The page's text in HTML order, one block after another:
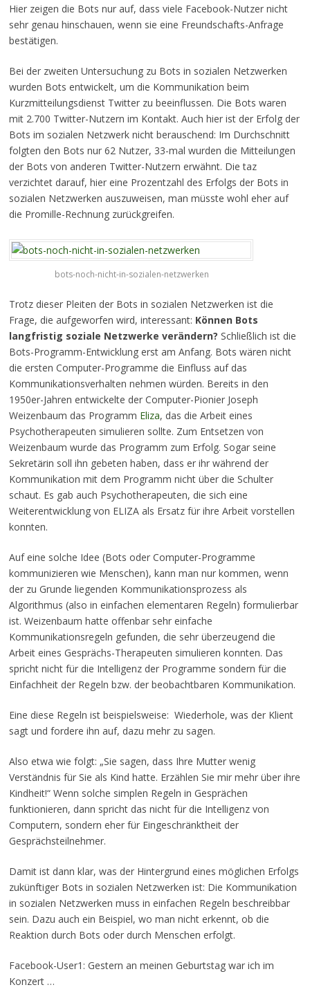
Hier zeigen die Bots nur auf, dass viele Facebook-Nutzer nicht
sehr genau hinschauen, wenn sie eine Freundschafts-Anfrage
bestätigen.
Bei der zweiten Untersuchung zu Bots in sozialen Netzwerken
wurden Bots entwickelt, um die Kommunikation beim
Kurzmitteilungsdienst Twitter zu beeinflussen. Die Bots waren
mit 2.700 Twitter-Nutzern im Kontakt. Auch hier ist der Erfolg der
Bots im sozialen Netzwerk nicht berauschend: Im Durchschnitt
folgten den Bots nur 62 Nutzer, 33-mal wurden die Mitteilungen
der Bots von anderen Twitter-Nutzern erwähnt. Die taz
verzichtet darauf, hier eine Prozentzahl des Erfolgs der Bots in
sozialen Netzwerken auszuweisen, man müsste wohl eher auf
die Promille-Rechnung zurückgreifen.
bots-noch-nicht-in-sozialen-netzwerken
Trotz dieser Pleiten der Bots in sozialen Netzwerken ist die
Frage, die aufgeworfen wird, interessant: Können Bots
langfristig soziale Netzwerke verändern? Schließlich ist die
Bots-Programm-Entwicklung erst am Anfang. Bots wären nicht
die ersten Computer-Programme die Einfluss auf das
Kommunikationsverhalten nehmen würden. Bereits in den
1950er-Jahren entwickelte der Computer-Pionier Joseph
Weizenbaum das Programm Eliza, das die Arbeit eines
Psychotherapeuten simulieren sollte. Zum Entsetzen von
Weizenbaum wurde das Programm zum Erfolg. Sogar seine
Sekretärin soll ihn gebeten haben, dass er ihr während der
Kommunikation mit dem Programm nicht über die Schulter
schaut. Es gab auch Psychotherapeuten, die sich eine
Weiterentwicklung von ELIZA als Ersatz für ihre Arbeit vorstellen
konnten.
Auf eine solche Idee (Bots oder Computer-Programme
kommunizieren wie Menschen), kann man nur kommen, wenn
der zu Grunde liegenden Kommunikationsprozess als
Algorithmus (also in einfachen elementaren Regeln) formulierbar
ist. Weizenbaum hatte offenbar sehr einfache
Kommunikationsregeln gefunden, die sehr überzeugend die
Arbeit eines Gesprächs-Therapeuten simulieren konnten. Das
spricht nicht für die Intelligenz der Programme sondern für die
Einfachheit der Regeln bzw. der beobachtbaren Kommunikation.
Eine diese Regeln ist beispielsweise: Wiederhole, was der Klient
sagt und fordere ihn auf, dazu mehr zu sagen.
Also etwa wie folgt: „Sie sagen, dass Ihre Mutter wenig
Verständnis für Sie als Kind hatte. Erzählen Sie mir mehr über ihre
Kindheit!“ Wenn solche simplen Regeln in Gesprächen
funktionieren, dann spricht das nicht für die Intelligenz von
Computern, sondern eher für Eingeschränktheit der
Gesprächsteilnehmer.
Damit ist dann klar, was der Hintergrund eines möglichen Erfolgs
zukünftiger Bots in sozialen Netzwerken ist: Die Kommunikation
in sozialen Netzwerken muss in einfachen Regeln beschreibbar
sein. Dazu auch ein Beispiel, wo man nicht erkennt, ob die
Reaktion durch Bots oder durch Menschen erfolgt.
Facebook-User1: Gestern an meinen Geburtstag war ich im
Konzert …